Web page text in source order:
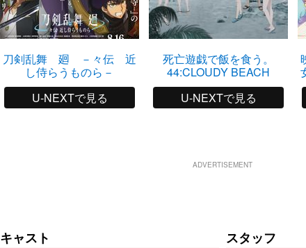
刀剣乱舞 廻 －々伝 近
し侍らうものら－
U-NEXTで見る
死亡遊戯で飯を食う。
44:CLOUDY BEACH
U-NEXTで見る
ADVERTISEMENT
キャスト スタッフ